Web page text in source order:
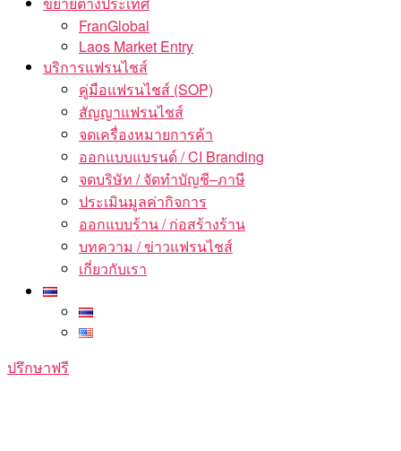
FranGlobal
Laos Market Entry
บริการแฟรนไชส์
คู่มือแฟรนไชส์ (SOP)
สัญญาแฟรนไชส์
จดเครื่องหมายการค้า
ออกแบบแบรนด์ / CI Branding
จดบริษัท / จัดทำบัญชี–ภาษี
ประเมินมูลค่ากิจการ
ออกแบบร้าน / ก่อสร้างร้าน
บทความ / ข่าวแฟรนไชส์
เกี่ยวกับเรา
ปรึกษาฟรี